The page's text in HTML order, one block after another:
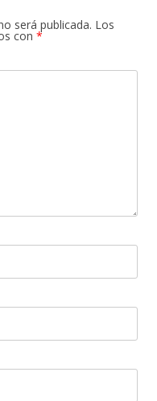
será publicada. Los
con *